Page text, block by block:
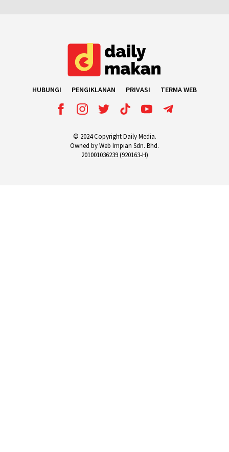
HUBUNGI PENGIKLANAN PRIVASI TERMA WEB
© 2024 Copyright Daily Media.
Owned by Web Impian Sdn. Bhd.
201001036239 (920163-H)